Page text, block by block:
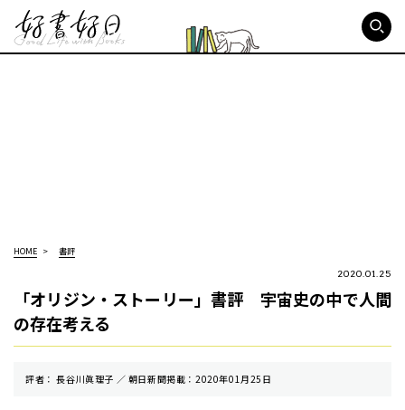
HOME 書評
2020.01.25
「オリジン・ストーリー」書評 宇宙史の中で人間
の存在考える
評者： 長谷川眞理子 ／ 朝⽇新聞掲載：2020年01月25日